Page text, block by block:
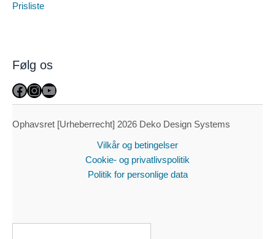
Prisliste
Følg os
Facebook
Instagram
YouTube
Ophavsret [Urheberrecht] 2026 Deko Design Systems
Vilkår og betingelser
Cookie- og privatlivspolitik
Politik for personlige data